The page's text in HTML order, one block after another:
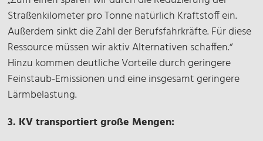
Straßenkilometer pro Tonne natürlich Kraftstoff ein.
Außerdem sinkt die Zahl der Berufsfahrkräfte. Für diese
Ressource müssen wir aktiv Alternativen schaffen.“
Hinzu kommen deutliche Vorteile durch geringere
Feinstaub-Emissionen und eine insgesamt geringere
Lärmbelastung.
3. KV transportiert große Mengen: